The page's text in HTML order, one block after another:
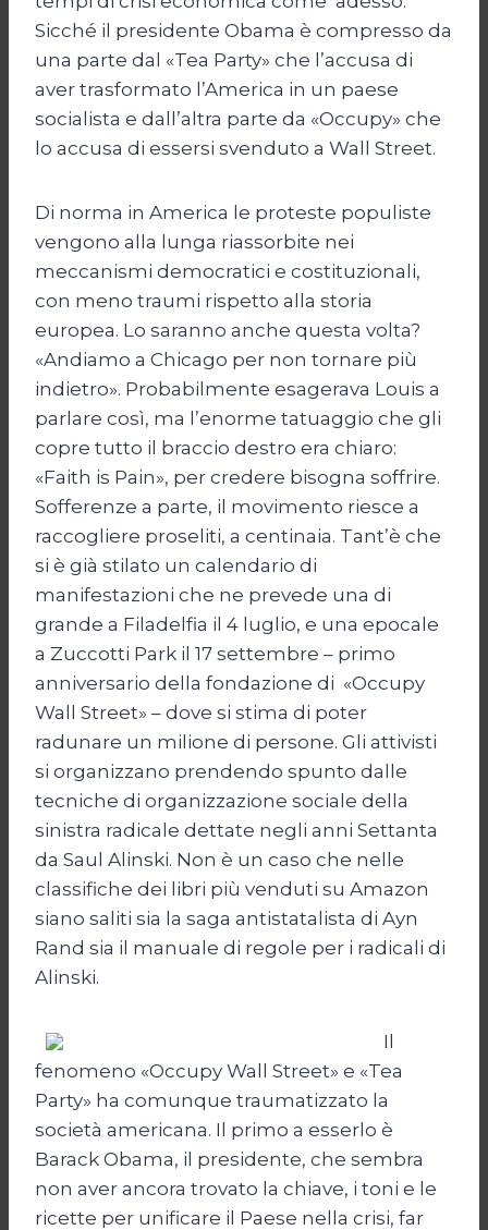
Sicché il presidente Obama è compresso da
una parte dal «Tea Party» che l’accusa di
aver trasformato l’America in un paese
socialista e dall’altra parte da «Occupy» che
lo accusa di essersi svenduto a Wall Street.
Di norma in America le proteste populiste
vengono alla lunga riassorbite nei
meccanismi democratici e costituzionali,
con meno traumi rispetto alla storia
europea. Lo saranno anche questa volta?
«Andiamo a Chicago per non tornare più
indietro». Probabilmente esagerava Louis a
parlare così, ma l’enorme tatuaggio che gli
copre tutto il braccio destro era chiaro:
«Faith is Pain», per credere bisogna soffrire.
Sofferenze a parte, il movimento riesce a
raccogliere proseliti, a centinaia. Tant’è che
si è già stilato un calendario di
manifestazioni che ne prevede una di
grande a Filadelfia il 4 luglio, e una epocale
a Zuccotti Park il 17 settembre – primo
anniversario della fondazione di «Occupy
Wall Street» – dove si stima di poter
radunare un milione di persone. Gli attivisti
si organizzano prendendo spunto dalle
tecniche di organizzazione sociale della
sinistra radicale dettate negli anni Settanta
da Saul Alinski. Non è un caso che nelle
classifiche dei libri più venduti su Amazon
siano saliti sia la saga antistatalista di Ayn
Rand sia il manuale di regole per i radicali di
Alinski.
Il
fenomeno «Occupy Wall Street» e «Tea
Party» ha comunque traumatizzato la
società americana. Il primo a esserlo è
Barack Obama, il presidente, che sembra
non aver ancora trovato la chiave, i toni e le
ricette per unificare il Paese nella crisi, far